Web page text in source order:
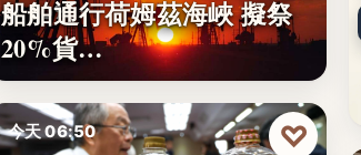
20%
船舶通行荷姆茲海峽 擬祭
20%貨…
今天 06:50 ♡